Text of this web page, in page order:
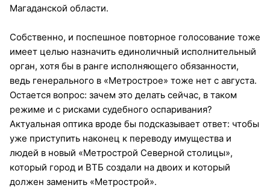
Магаданской области.
Собственно, и поспешное повторное голосование тоже
имеет целью назначить единоличный исполнительный
орган, хотя бы в ранге исполняющего обязанности,
ведь генерального в «Метрострое» тоже нет с августа.
Остается вопрос: зачем это делать сейчас, в таком
режиме и с рисками судебного оспаривания?
Актуальная оптика вроде бы подсказывает ответ: чтобы
уже приступить наконец к переводу имущества и
людей в новый «Метрострой Северной столицы»,
который город и ВТБ создали на двоих и который
должен заменить «Метрострой».